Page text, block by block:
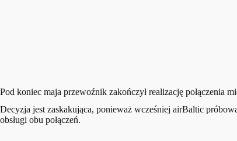
Pod koniec maja przewoźnik zakończył realizację połączenia
Decyzja jest zaskakująca, ponieważ wcześniej airBaltic
obsługi obu połączeń.